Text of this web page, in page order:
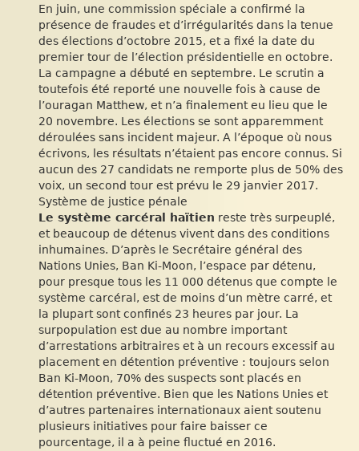
En juin, une commission spéciale a confirmé la
présence de fraudes et d’irrégularités dans la tenue
des élections d’octobre 2015, et a fixé la date du
premier tour de l’élection présidentielle en octobre.
La campagne a débuté en septembre. Le scrutin a
toutefois été reporté une nouvelle fois à cause de
l’ouragan Matthew, et n’a finalement eu lieu que le
20 novembre. Les élections se sont apparemment
déroulées sans incident majeur. A l’époque où nous
écrivons, les résultats n’étaient pas encore connus. Si
aucun des 27 candidats ne remporte plus de 50% des
voix, un second tour est prévu le 29 janvier 2017.
Système de justice pénale
Le système carcéral haïtien reste très surpeuplé,
et beaucoup de détenus vivent dans des conditions
inhumaines. D’après le Secrétaire général des
Nations Unies, Ban Ki-Moon, l’espace par détenu,
pour presque tous les 11 000 détenus que compte le
système carcéral, est de moins d’un mètre carré, et
la plupart sont confinés 23 heures par jour. La
surpopulation est due au nombre important
d’arrestations arbitraires et à un recours excessif au
placement en détention préventive : toujours selon
Ban Ki-Moon, 70% des suspects sont placés en
détention préventive. Bien que les Nations Unies et
d’autres partenaires internationaux aient soutenu
plusieurs initiatives pour faire baisser ce
pourcentage, il a à peine fluctué en 2016.